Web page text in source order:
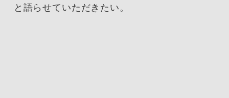
と語らせていただきたい。